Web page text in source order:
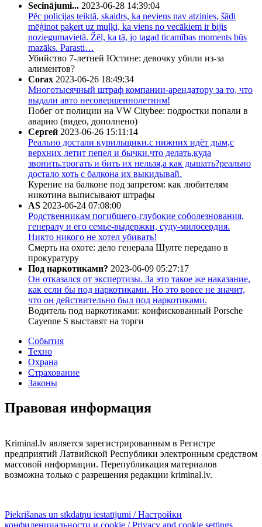
Secinājumi... 2023-06-28 14:39:04
Pēc policijas teiktā, skaidrs, ka neviens nav atzinies, šādi
mēģinot paķert uz muļķi, ka viens no vecākiem ir bijis
noziegumavietā. Žēl, ka tā, jo tagad ticamības moments būs
mazāks. Parasti…
Убийство 7-летней Юстине: девочку убили из-за
алиментов?
Corax 2023-06-26 18:49:34
Многотысячный штраф компании-арендатору за то, что
выдали авто несовершеннолетним!
Побег от полиции на VW Citybee: подростки попали в
аварию (видео, дополнено)
Сергей 2023-06-26 15:11:14
Реально достали курильщики.с нижних идёт дым,с
верхних летит пепел и бычки.что делать,куда
звонить.трогать и бить их нельзя,а как дышать?реально
достало хоть с балкона их выкидывай.
Курение на балконе под запретом: как любителям
никотина выписывают штрафы
AS 2023-06-24 07:08:00
Родственникам погибшего-глубокие соболезнования,
генералу и его семье-выдержки, суду-милосердия.
Никто никого не хотел убивать!
Смерть на охоте: дело генерала Шулте передано в
прокуратуру
Под наркотиками? 2023-06-09 05:27:17
Он отказался от экспертизы. За это такое же наказание,
как если бы под наркотиками. Но это вовсе не значит,
что он действительно был под наркотиками.
Водитель под наркотиками: конфискованный Porsche
Cayenne S выставят на торги
События
Техно
Охрана
Страхование
Законы
Правовая информация
Kriminal.lv является зарегистрированным в Регистре
предприятий Латвийской Республики электронным средством
массовой информации. Перепубликация материалов
возможна только с разрешения редакции kriminal.lv.
Piekrišanas un sīkdatņu iestatījumi / Настройки
конфиденциальности и cookie / Privacy and cookie settings